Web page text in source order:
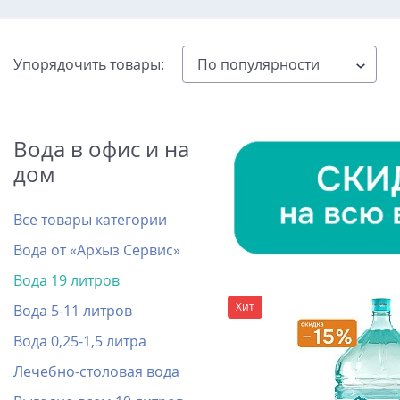
Упорядочить товары:
Хит
Вода в офис и на
дом
Все товары категории
Вода от «Архыз Сервис»
Вода 19 литров
Вода 5-11 литров
Вода 0,25-1,5 литра
Лечебно-столовая вода